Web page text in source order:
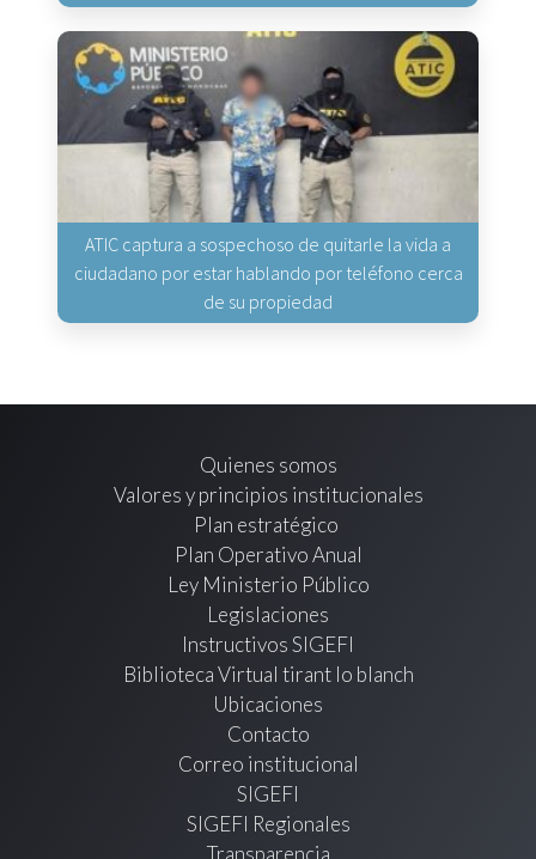
ATIC captura a sospechoso de quitarle la vida a
ciudadano por estar hablando por teléfono cerca
de su propiedad
Quienes somos
Valores y principios institucionales
Plan estratégico
Plan Operativo Anual
Ley Ministerio Público
Legislaciones
Instructivos SIGEFI
Biblioteca Virtual tirant lo blanch
Ubicaciones
Contacto
Correo institucional
SIGEFI
SIGEFI Regionales
Transparencia